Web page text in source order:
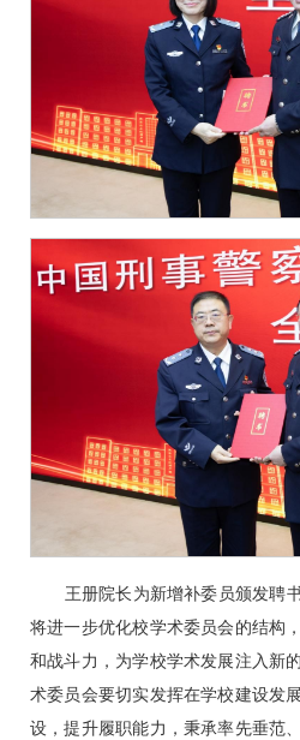
王册院长为新增补委员颁发聘
将进一步优化校学术委员会的结构
和战斗力，为学校学术发展注入新
术委员会要切实发挥在学校建设发
设，提升履职能力，秉承率先垂范